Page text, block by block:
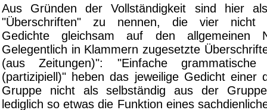
Aus Gründen der Vollständigkeit sind hier
"Überschriften" zu nennen, die vier nicht
Gedichte gleichsam auf den allgemeinen
Gelegentlich in Klammern zugesetzte
(aus Zeitungen)": "Einfache
(partizipiell)" heben das jeweilige Gedicht einer
Gruppe nicht als selbständig aus der
lediglich so etwas die Funktion eines